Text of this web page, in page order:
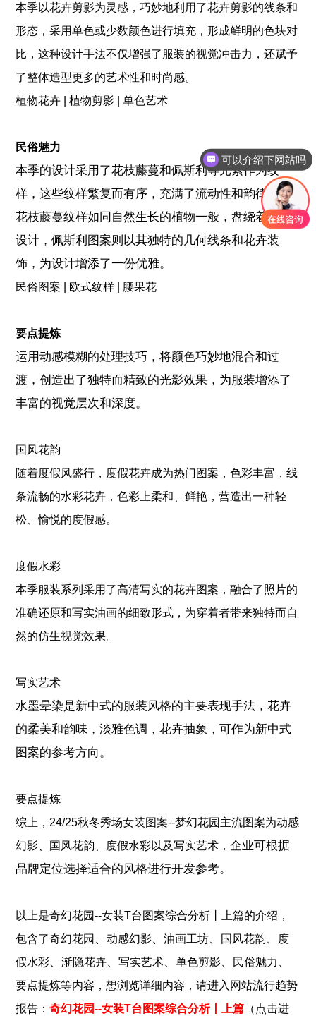
本季以花卉剪影为灵感，巧妙地利用了花卉剪影的线条和
形态，采用单色或少数颜色进行填充，形成鲜明的色块对
比，这种设计手法不仅增强了服装的视觉冲击力，还赋予
了整体造型更多的艺术性和时尚感。
植物花卉 | 植物剪影 | 单色艺术
民俗魅力
本季的设计采用了花枝藤蔓和佩斯利等元素作为纹
样，这些纹样繁复而有序，充满了流动性和韵律美，
花枝藤蔓纹样如同自然生长的植物一般，盘绕着整个
设计，佩斯利图案则以其独特的几何线条和花卉装
饰，为设计增添了一份优雅。
民俗图案 | 欧式纹样 | 腰果花
要点提炼
运用动感模糊的处理技巧，将颜色巧妙地混合和过
渡，创造出了独特而精致的光影效果，为服装增添了
丰富的视觉层次和深度。
国风花韵
随着度假风盛行，度假花卉成为热门图案，色彩丰富，线
条流畅的水彩花卉，色彩上柔和、鲜艳，营造出一种轻
松、愉悦的度假感。
度假水彩
本季服装系列采用了高清写实的花卉图案，融合了照片的
准确还原和写实油画的细致形式，为穿着者带来独特而自
然的仿生视觉效果。
写实艺术
水墨晕染是新中式的服装风格的主要表现手法，花卉
的柔美和韵味，淡雅色调，花卉抽象，可作为新中式
图案的参考方向。
要点提炼
综上，24/25秋冬秀场女装图案--梦幻花园主流图案为动感
幻影、国风花韵、度假水彩以及写实艺术，企业可根据
品牌定位选择适合的风格进行开发参考。
以上是奇幻花园--女装T台图案综合分析丨上篇的介绍，
包含了奇幻花园 、动感幻影、油画工坊、 国风花韵、
度
假水彩、渐隐花卉、写实艺术、单色剪影、 民俗魅力 、
要点提炼等内容，想浏览详细内容，请进入网站流行趋势
报告：奇幻花园--女装T台图案综合分析丨上篇 （点击进
如何了解更多资讯内容